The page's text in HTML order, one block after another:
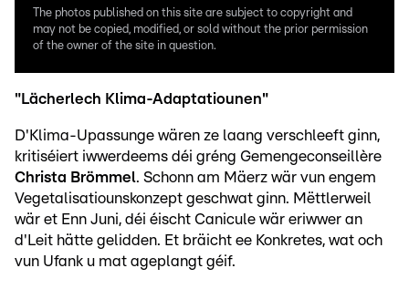
The photos published on this site are subject to copyright and
may not be copied, modified, or sold without the prior permission
of the owner of the site in question.
"Lächerlech Klima-Adaptatiounen"
D'Klima-Upassunge wären ze laang verschleeft ginn,
kritiséiert iwwerdeems déi gréng Gemengeconseillère
Christa Brömmel. Schonn am Mäerz wär vun engem
Vegetalisatiounskonzept geschwat ginn. Mëttlerweil
wär et Enn Juni, déi éischt Canicule wär eriwwer an
d'Leit hätte gelidden. Et bräicht ee Konkretes, wat och
vun Ufank u mat ageplangt géif.